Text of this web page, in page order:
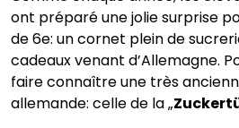
ont préparé une jolie surprise
de 6e: un cornet plein de
cadeaux venant d’Allemagne.
faire connaître une très
allemande: celle de la „